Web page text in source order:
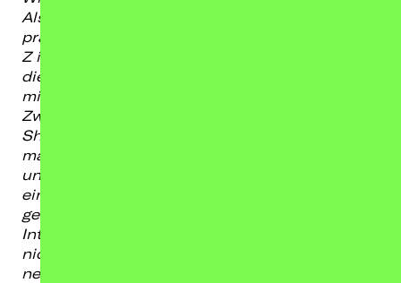
Als Content Creatorin und eine der
prägendsten Stimmen für Popkultur und Gen
Z in
diese Dynamiken nicht von außen, sondern
mitten aus
Zwischen TikTok, Fan-Kulturen und medialen
Shitstorms stellt
manche Geschichten kollektiv nicht loslassen
und was das über
einer Welt, in der Millionen Menschen täglich
gemeinsam über Stars,
Internetfiguren urteilen, ist Gossip längst
nicht mehr bloß Unterhaltung, sondern
neue Form gesellschaftlicher Aushandlung.